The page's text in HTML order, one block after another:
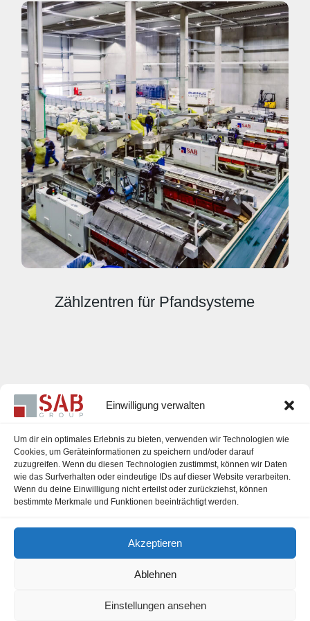
Einwilligung verwalten
Um dir ein optimales Erlebnis zu bieten, verwenden wir Technologien wie
Cookies, um Geräteinformationen zu speichern und/oder darauf
zuzugreifen. Wenn du diesen Technologien zustimmst, können wir Daten
wie das Surfverhalten oder eindeutige IDs auf dieser Website verarbeiten.
Wenn du deine Einwilligung nicht erteilst oder zurückziehst, können
bestimmte Merkmale und Funktionen beeinträchtigt werden.
Akzeptieren
Ablehnen
Einstellungen ansehen
Zählzentren für Pfandsysteme
Karriere
Impressum
Datenschutzerklärung
Cookie-Richtlinie (EU)
office@sab-group.com